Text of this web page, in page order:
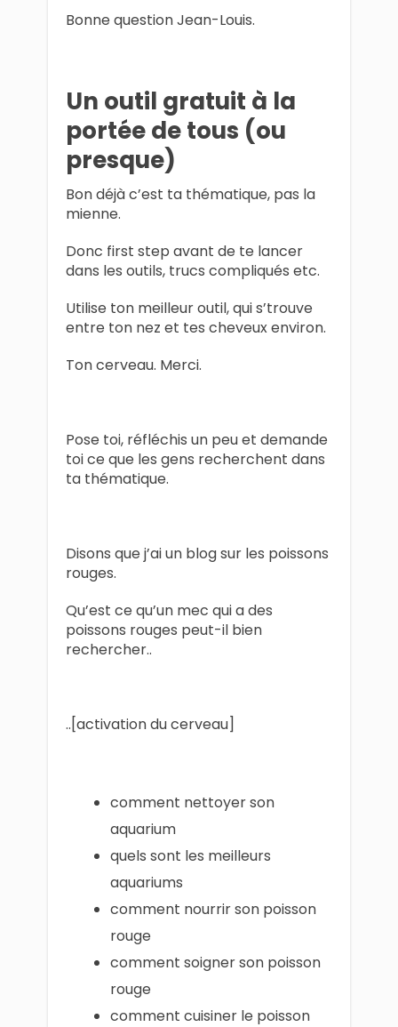
Bonne question Jean-Louis.
Un outil gratuit à la
portée de tous (ou
presque)
Bon déjà c’est ta thématique, pas la
mienne.
Donc first step avant de te lancer
dans les outils, trucs compliqués etc.
Utilise ton meilleur outil, qui s’trouve
entre ton nez et tes cheveux environ.
Ton cerveau. Merci.
Pose toi, réfléchis un peu et demande
toi ce que les gens recherchent dans
ta thématique.
Disons que j’ai un blog sur les poissons
rouges.
Qu’est ce qu’un mec qui a des
poissons rouges peut-il bien
rechercher..
..[activation du cerveau]
comment nettoyer son
aquarium
quels sont les meilleurs
aquariums
comment nourrir son poisson
rouge
comment soigner son poisson
rouge
comment cuisiner le poisson